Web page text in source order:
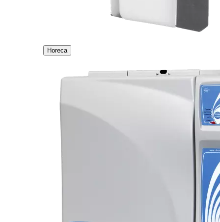
Horeca